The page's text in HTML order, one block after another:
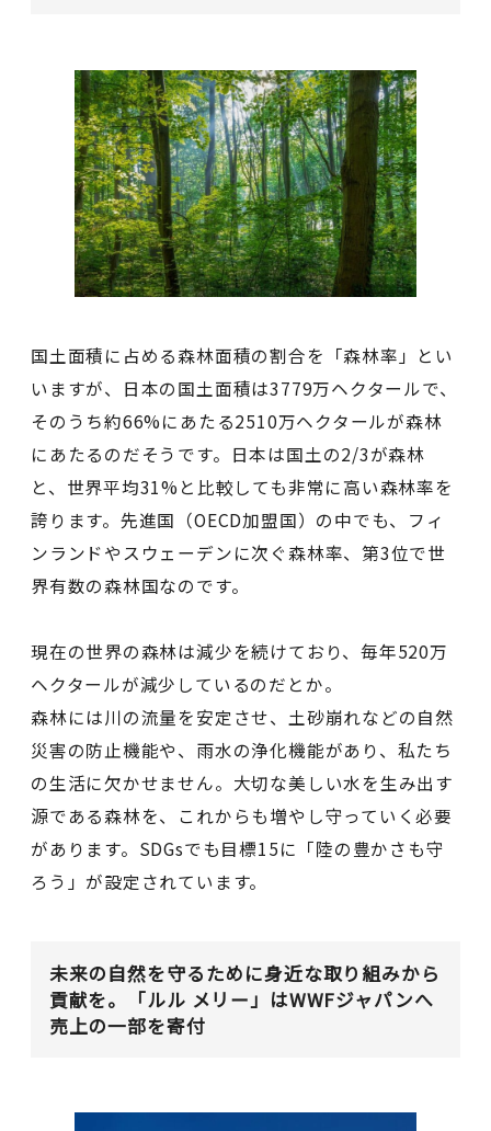
国土面積に占める森林面積の割合を「森林率」とい
いますが、日本の国土面積は3779万ヘクタールで、
そのうち約66%にあたる2510万ヘクタールが森林
にあたるのだそうです。日本は国土の2/3が森林
と、世界平均31%と比較しても非常に高い森林率を
誇ります。先進国（OECD加盟国）の中でも、フィ
ンランドやスウェーデンに次ぐ森林率、第3位で世
界有数の森林国なのです。
現在の世界の森林は減少を続けており、毎年520万
ヘクタールが減少しているのだとか。
森林には川の流量を安定させ、土砂崩れなどの自然
災害の防止機能や、雨水の浄化機能があり、私たち
の生活に欠かせません。大切な美しい水を生み出す
源である森林を、これからも増やし守っていく必要
があります。SDGsでも目標15に「陸の豊かさも守
ろう」が設定されています。
未来の自然を守るために身近な取り組みから
貢献を。「ルル メリー」はWWFジャパンへ
売上の一部を寄付